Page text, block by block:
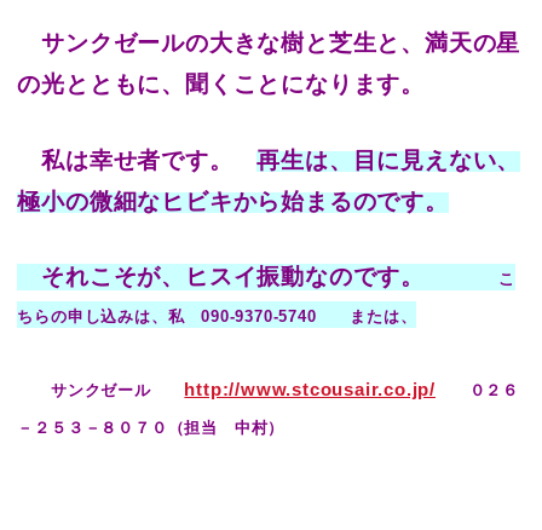
サンクゼールの大きな樹と芝生と、満天の星
の光とともに、聞くことになります。
私は幸せ者です。再生は、目に見えない、
極小の微細なヒビキから始まるのです。
それこそが、 ヒスイ振動なのです。 こ
ちらの申し込みは、私 090-9370-5740 または、
サンクゼール http://www.stcousair.co.jp/ ０２６
－２５３－８０７０（担当 中村）